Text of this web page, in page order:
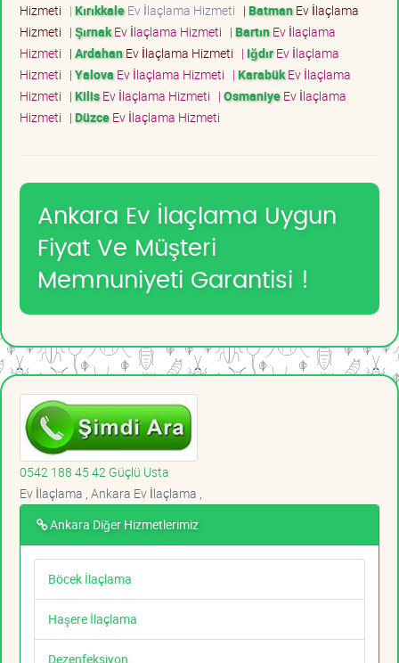
Hizmeti | KırıkkaleEv İlaçlama Hizmeti | BatmanEv İlaçlama
Hizmeti | ŞırnakEv İlaçlama Hizmeti | BartınEv İlaçlama
Hizmeti | ArdahanEv İlaçlama Hizmeti | IğdırEv İlaçlama
Hizmeti | Yalova Ev İlaçlama Hizmeti | KarabükEv İlaçlama
Hizmeti | KilisEv İlaçlama Hizmeti | OsmaniyeEv İlaçlama
Hizmeti | DüzceEv İlaçlama Hizmeti
Ankara Ev İlaçlama Uygun
Fiyat Ve Müşteri
Memnuniyeti Garantisi !
0542 188 45 42 Güçlü Usta
Ev İlaçlama , Ankara Ev İlaçlama ,
Ankara Diğer Hizmetlerimiz
Böcek İlaçlama
Haşere İlaçlama
Dezenfeksiyon